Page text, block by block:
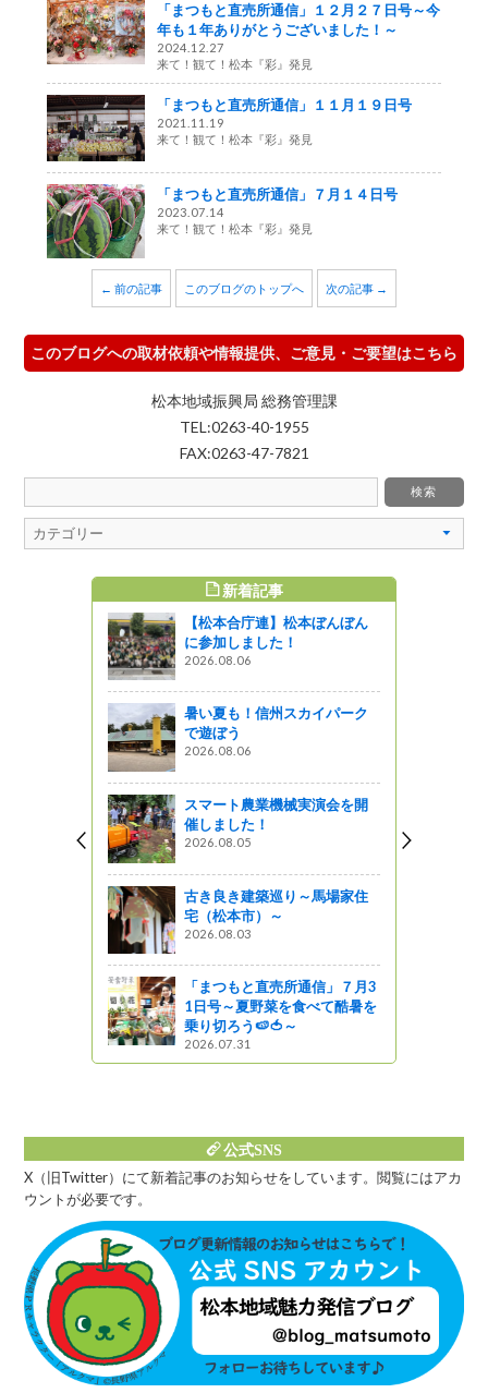
「まつもと直売所通信」１２月２７日号～今
年も１年ありがとうございました！～
2024.12.27
来て！観て！松本『彩』発見
「まつもと直売所通信」１１月１９日号
2021.11.19
来て！観て！松本『彩』発見
「まつもと直売所通信」７月１４日号
2023.07.14
来て！観て！松本『彩』発見
← 前の記事 このブログのトップへ 次の記事 →
このブログへの取材依頼や情報提供、ご意見・ご要望はこちら
松本地域振興局 総務管理課
TEL:0263-40-1955
FAX:0263-47-7821
新着記事
【松本合庁連】松本ぼんぼん
に参加しました！
2026.08.06
暑い夏も！信州スカイパーク
で遊ぼう
2026.08.06
スマート農業機械実演会を開
催しました！
2026.08.05
古き良き建築巡り～馬場家住
宅（松本市）～
2026.08.03
「まつもと直売所通信」７月3
1日号～夏野菜を食べて酷暑を
乗り切ろう🍉🍅～
2026.07.31
公式SNS
X（旧Twitter）にて新着記事のお知らせをしています。閲覧にはアカ
ウントが必要です。